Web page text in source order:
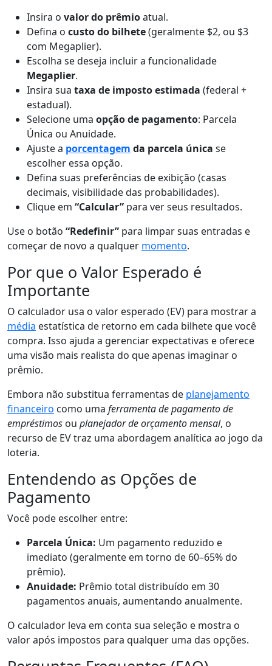
Insira o valor do prêmioatual.
Defina o custo do bilhete(geralmente $2, ou $3
com Megaplier).
Escolha se deseja incluir a funcionalidade
Megaplier.
Insira sua taxa de imposto estimada (federal +
estadual).
Selecione uma opção de pagamento: Parcela
Única ou Anuidade.
Ajuste a porcentagem da parcela única se
escolher essa opção.
Defina suas preferências de exibição (casas
decimais, visibilidade das probabilidades).
Clique em “Calcular” para ver seus resultados.
Use o botão “Redefinir” para limpar suas entradas e
começar de novo a qualquer momento.
Por que o Valor Esperado é
Importante
O calculador usa o valor esperado (EV) para mostrar a
média estatística de retorno em cada bilhete que você
compra. Isso ajuda a gerenciar expectativas e oferece
uma visão mais realista do que apenas imaginar o
prêmio.
Embora não substitua ferramentas de planejamento
financeiro como uma ferramenta de pagamento de
empréstimos ou planejador de orçamento mensal, o
recurso de EV traz uma abordagem analítica ao jogo da
loteria.
Entendendo as Opções de
Pagamento
Você pode escolher entre:
Parcela Única: Um pagamento reduzido e
imediato (geralmente em torno de 60–65% do
prêmio).
Anuidade: Prêmio total distribuído em 30
pagamentos anuais, aumentando anualmente.
O calculador leva em conta sua seleção e mostra o
valor após impostos para qualquer uma das opções.